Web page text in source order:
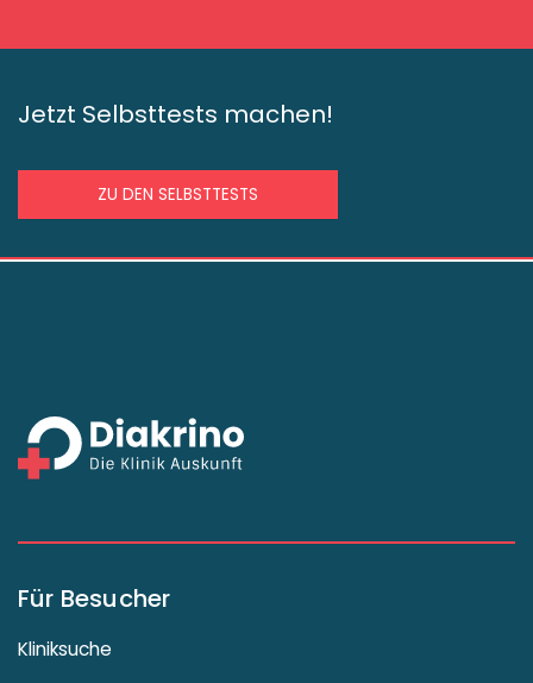
Jetzt Selbsttests machen!
ZU DEN SELBSTTESTS
Für Besucher
Kliniksuche